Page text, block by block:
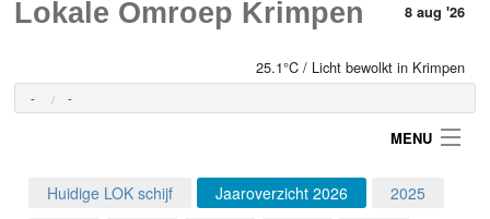
Lokale Omroep Krimpen 8 aug '26
25.1°C / Licht bewolkt in Krimpen
- -
MENU
Huidige LOK schijf Jaaroverzicht 2026
2025